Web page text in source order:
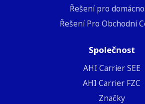
Řešení pro
Řešení Pro Obchodní
Společnost
ΑΗΙ Carrier SEE
AHI Carrier FZC
Značky